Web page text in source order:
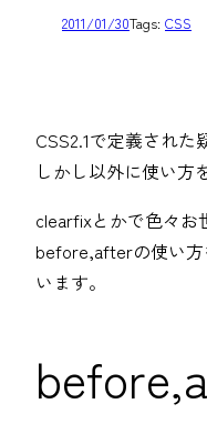
2011/01/30Tags: CSS
CSS2.1で定義された
しかし以外に使い方
clearfixとかで色々お
before,afterの使い
います。